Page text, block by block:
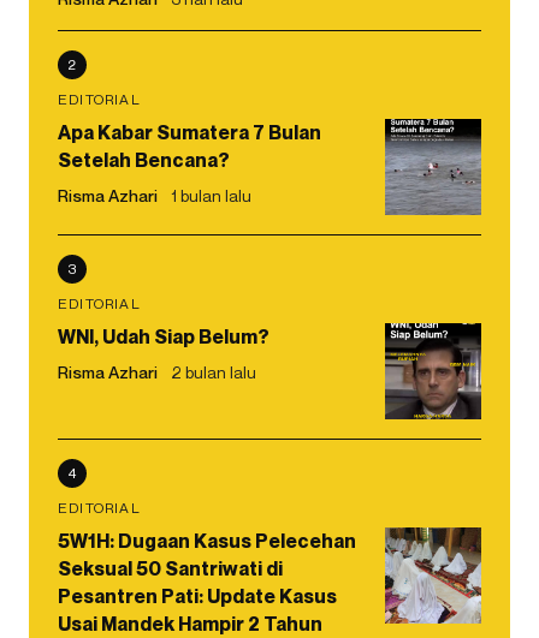
2
EDITORIAL
Apa Kabar Sumatera 7 Bulan
Setelah Bencana?
Risma Azhari 1 bulan lalu
3
EDITORIAL
WNI, Udah Siap Belum?
Risma Azhari 2 bulan lalu
4
EDITORIAL
5W1H: Dugaan Kasus Pelecehan
Seksual 50 Santriwati di
Pesantren Pati: Update Kasus
Usai Mandek Hampir 2 Tahun